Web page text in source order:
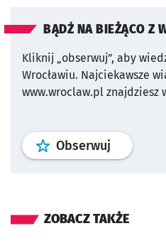
BĄDŹ NA BIEŻĄCO Z
Kliknij „obserwuj”, aby
Wrocławiu. Najciekawsze
www.wroclaw.pl znajdziesz
Obserwuj profil
ZOBACZ TAKŻE